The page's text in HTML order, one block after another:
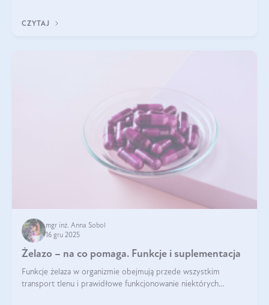
CZYTAJ
mgr inż. Anna Sobol
16 gru 2025
Żelazo – na co pomaga. Funkcje i suplementacja
Funkcje żelaza w organizmie obejmują przede wszystkim
transport tlenu i prawidłowe funkcjonowanie niektórych